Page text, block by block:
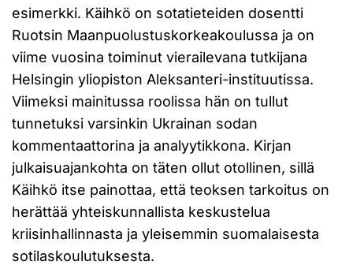
esimerkki. Käihkö on sotatieteiden dosentti
Ruotsin Maanpuolustuskorkeakoulussa ja on
viime vuosina toiminut vierailevana tutkijana
Helsingin yliopiston Aleksanteri-instituutissa.
Viimeksi mainitussa roolissa hän on tullut
tunnetuksi varsinkin Ukrainan sodan
kommentaattorina ja analyytikkona. Kirjan
julkaisuajankohta on täten ollut otollinen, sillä
Käihkö itse painottaa, että teoksen tarkoitus on
herättää yhteiskunnallista keskustelua
kriisinhallinnasta ja yleisemmin suomalaisesta
sotilaskoulutuksesta.